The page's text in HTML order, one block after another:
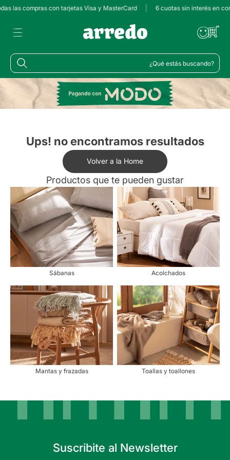
las compras con tarjetas Visa y MasterCard 6 cuotas sin interés en
¿Qué estás buscando?
Ups! no encontramos resultados
Volver a la Home
Productos que te pueden gustar
Sábanas Acolchados
Mantas y frazadas Toallas y toallones
Suscribite al Newsletter